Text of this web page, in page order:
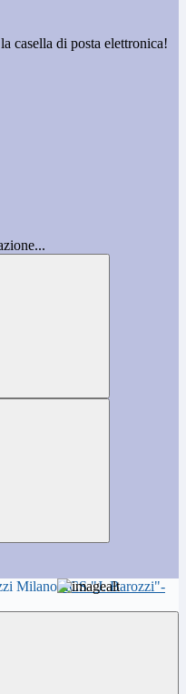
casella di posta elettronica!
ICS "J. Barozzi"-